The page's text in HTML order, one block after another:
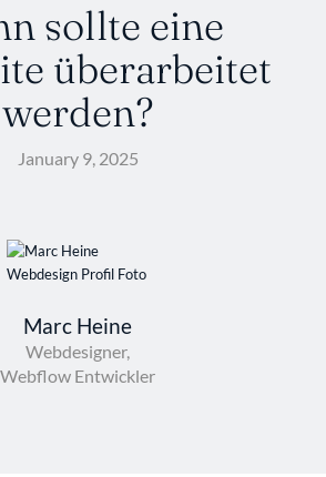
sollte eine
überarbeitet
werden?
January 9, 2025
Marc Heine
Webdesigner,
Webflow Entwickler